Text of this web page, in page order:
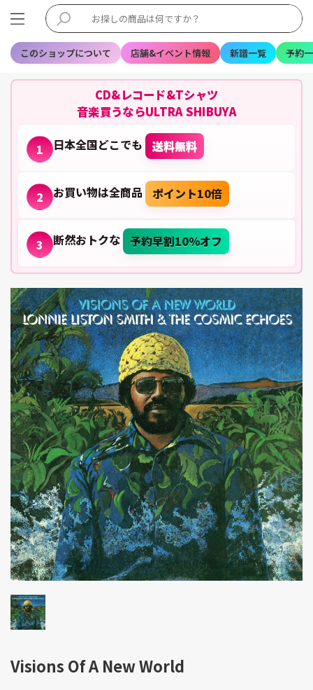
このショップについて 店舗&イベント情報 新譜一覧 予約
CD&レコード&Tシャツ
音楽買うならULTRA SHIBUYA
1 日本全国どこでも 送料無料
2 お買い物は全商品 ポイント10倍
3 断然おトクな 予約早割10%オフ
Visions Of A New World